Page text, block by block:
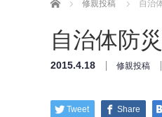
ホーム 修親投稿 自治
自治体防
2015.4.18 修親投稿
Tweet Share